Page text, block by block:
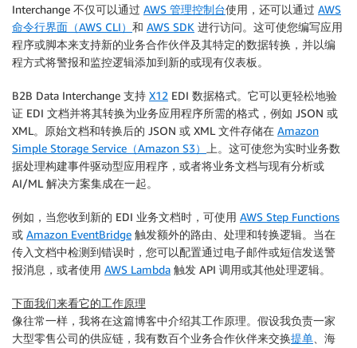
Interchange 不仅可以通过 AWS 管理控制台使用，还可以通过 AWS
命令行界面（AWS CLI） 和 AWS SDK 进行访问。这可使您编写应用
程序或脚本来支持新的业务合作伙伴及其特定的数据转换，并以编
程方式将警报和监控逻辑添加到新的或现有仪表板。
B2B Data Interchange 支持 X12 EDI 数据格式。它可以更轻松地验
证 EDI 文档并将其转换为业务应用程序所需的格式，例如 JSON 或
XML。原始文档和转换后的 JSON 或 XML 文件存储在 Amazon
Simple Storage Service（Amazon S3）
上。这可使您为实时业务数
据处理构建事件驱动型应用程序，或者将业务文档与现有分析或
AI/ML 解决方案集成在一起。
例如，当您收到新的 EDI 业务文档时，可使用 AWS Step Functions
或 Amazon EventBridge 触发额外的路由、处理和转换逻辑。当在
传入文档中检测到错误时，您可以配置通过电子邮件或短信发送警
报消息，或者使用 AWS Lambda 触发 API 调用或其他处理逻辑。
下面我们来看它的工作原理
像往常一样，我将在这篇博客中介绍其工作原理。假设我负责一家
大型零售公司的供应链，我有数百个业务合作伙伴来交换提单 、海